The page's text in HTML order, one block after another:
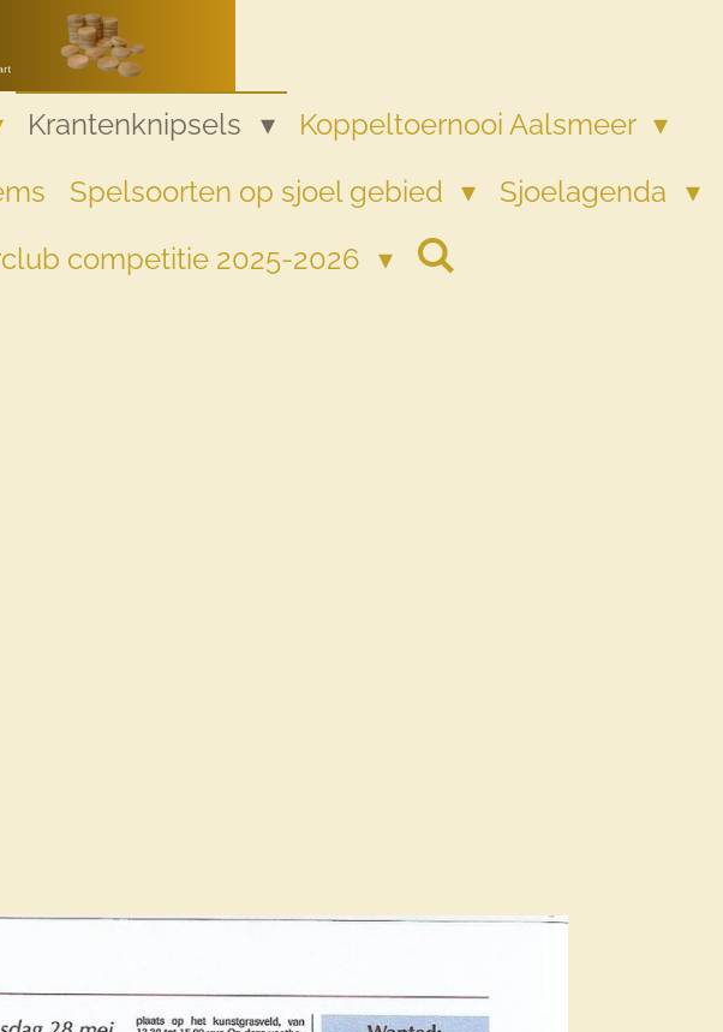
Krantenknipsels
Koppeltoernooi Aalsmeer
Spelsoorten op sjoel gebied
Sjoelagenda
competitie 2025-2026